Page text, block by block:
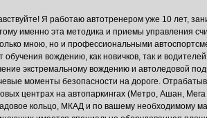
Я работаю автотренером уже 10 лет,
именно эта методика и приемы управления
мною, но и профессиональными
обучения вождению, как новичков, так и
экстремальному вождению и автоледовой
моменты безопасности на дороге.
центрах на автопаркингах (Метро, Ашан,
кольцо, МКАД и по вашему необходимому